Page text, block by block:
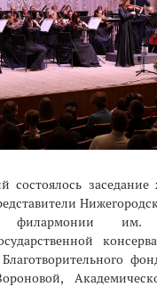
состоялось
филармонии им.